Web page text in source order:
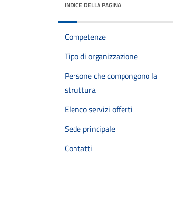
INDICE DELLA PAGINA
Competenze
Tipo di organizzazione
Persone che compongono la
struttura
Elenco servizi offerti
Sede principale
Contatti